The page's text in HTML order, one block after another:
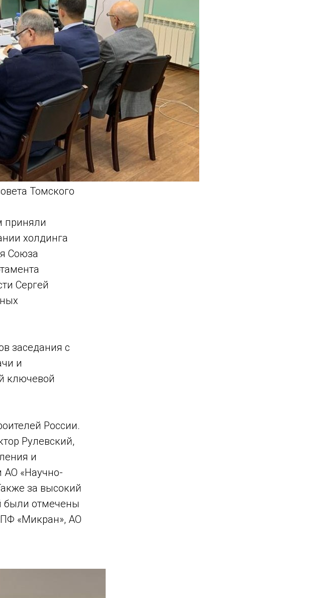
Томского
приняли
холдинга
Союза
Сергей
заседания с
и
ключевой
России.
Рулевский,
и
АО «Научно-
за высокий
были отмечены
«Микран», АО